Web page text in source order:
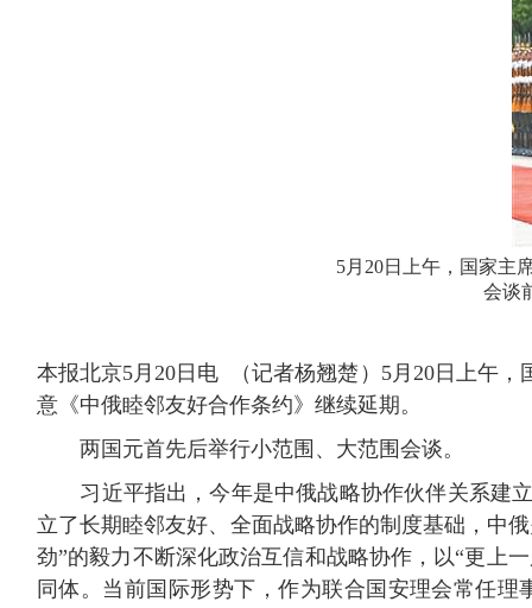
5月20日上午，国家主
会谈
本报北京5月20日电 （记者杨翘楚）5月20日上午
意《中俄睦邻友好合作条约》继续延期。
两国元首先后举行小范围、大范围会谈。
习近平指出，今年是中俄战略协作伙伴关系建立
立了长期睦邻友好、全面战略协作的制度基础，中
劲”的毅力不断深化政治互信和战略协作，以“更上
同体。当前国际形势下，作为联合国安理会常任